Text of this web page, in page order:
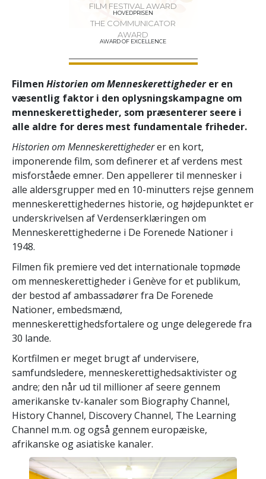
FILM FESTIVAL AWARD
HOVEDPRISEN
THE COMMUNICATOR
AWARD
AWARD OF EXCELLENCE
Filmen Historien om Menneske­rettighederer en
væsentlig faktor i den oplysningskampagne om
menneskerettigheder, som præsenterer seere i
alle aldre for deres mest fundamentale friheder.
Historien om Menneskerettighederer en kort,
imponerende film, som definerer et af verdens mest
misforståede emner. Den appellerer til mennesker i
alle aldersgrupper med en 10-minutters rejse gennem
menneskerettighedernes historie, og højdepunktet er
underskrivelsen af Verdenserklæringen om
Menneskerettighederne i De Forenede Nationer i
1948.
Filmen fik premiere ved det internationale topmøde
om menneskerettigheder i Genève for et publikum,
der bestod af ambassadører fra De Forenede
Nationer, embedsmænd,
menneskerettighedsfortalere og unge delegerede fra
30 lande.
Kortfilmen er meget brugt af undervisere,
samfundsledere, menneskerettighedsaktivister og
andre; den når ud til millioner af seere gennem
amerikanske tv-kanaler som Biography Channel,
History Channel, Discovery Channel, The Learning
Channel m.m. og også gennem europæiske,
afrikanske og asiatiske kanaler.